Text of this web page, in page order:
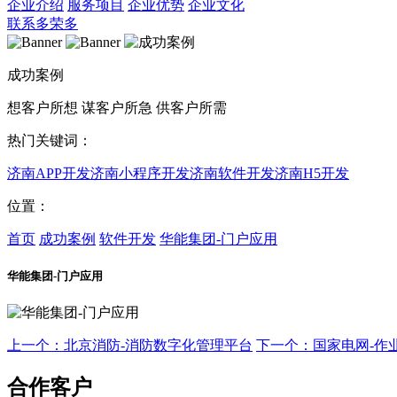
企业介绍 服务项目 企业优势 企业文化
联系多荣多
成功案例
想客户所想 谋客户所急 供客户所需
热门关键词：
济南APP开发济南小程序开发济南软件开发济南H5开发
位置：
首页 成功案例 软件开发 华能集团-门户应用
华能集团-门户应用
上一个：北京消防-消防数字化管理平台 下一个：国家电网-作
合作客户